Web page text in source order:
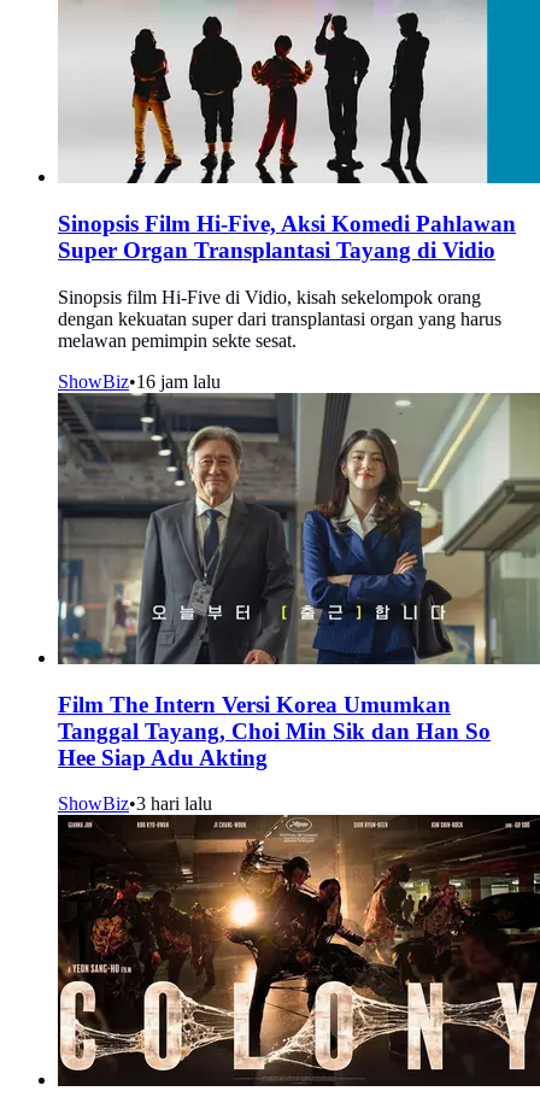
Sinopsis Film Hi-Five, Aksi Komedi Pahlawan
Super Organ Transplantasi Tayang di Vidio
Sinopsis film Hi-Five di Vidio, kisah sekelompok orang
dengan kekuatan super dari transplantasi organ yang harus
melawan pemimpin sekte sesat.
ShowBiz•16 jam lalu
Film The Intern Versi Korea Umumkan
Tanggal Tayang, Choi Min Sik dan Han So
Hee Siap Adu Akting
ShowBiz•3 hari lalu